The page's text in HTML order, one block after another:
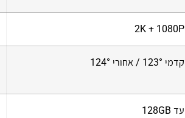
2K + 1080P
קדמי 123° / אחורי 124°
עד 128GB